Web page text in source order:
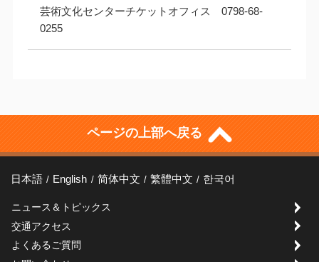
芸術文化センターチケットオフィス 0798-68-
0255
ページの上部へ戻る
日本語 English 简体中文 繁體中文 한국어
ニュース＆トピックス
交通アクセス
よくあるご質問